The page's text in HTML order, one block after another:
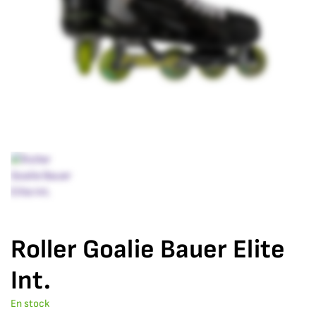
Roller Goalie Bauer Elite
Int.
En stock